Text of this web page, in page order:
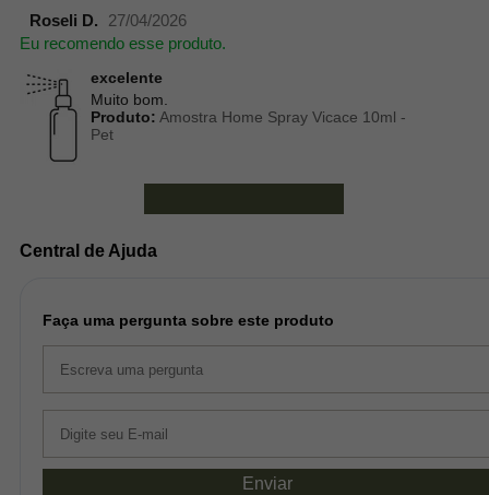
Roseli D.
27/04/2026
Eu recomendo esse produto.
excelente
Muito bom.
Produto: Amostra Home Spray Vicace 10ml -
Pet
Central de Ajuda
Faça uma pergunta sobre este produto
Enviar